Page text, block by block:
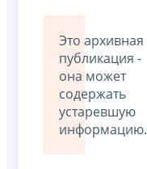
Это архивная
публикация -
она может
содержать
устаревшую
информацию.